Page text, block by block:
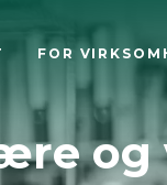
FOR
og